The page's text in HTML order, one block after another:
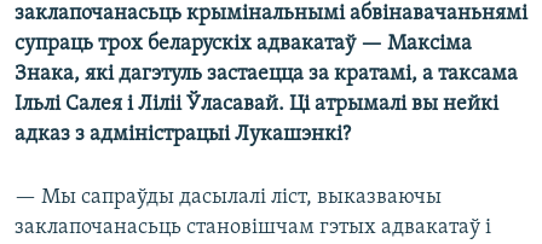
заклапочанасьць крымінальнымі абвінавачаньнямі
супраць трох беларускіх адвакатаў — Максіма
Знака, які дагэтуль застаецца за кратамі, а таксама
Ільлі Салея і Ліліі Ўласавай. Ці атрымалі вы нейкі
адказ з адміністрацыі Лукашэнкі?
— Мы сапраўды дасылалі ліст, выказваючы
заклапочанасьць становішчам гэтых адвакатаў і